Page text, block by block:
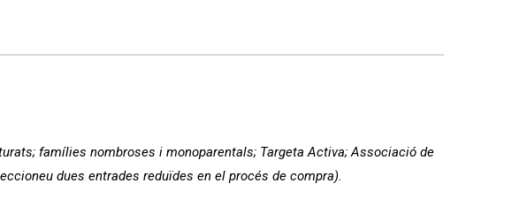
famílies nombroses i monoparentals; Targeta Activa; Associació de
dues entrades reduïdes en el procés de compra).